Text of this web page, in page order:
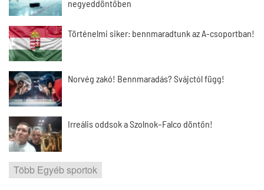
negyeddöntőben
Történelmi siker: bennmaradtunk az A-csoportban!
Norvég zakó! Bennmaradás? Svájctól függ!
Irreális oddsok a Szolnok–Falco döntőn!
Több Egyéb sportok